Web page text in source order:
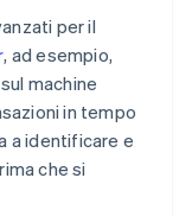
per il
, ad esempio,
machine
in tempo
a identificare e
che si